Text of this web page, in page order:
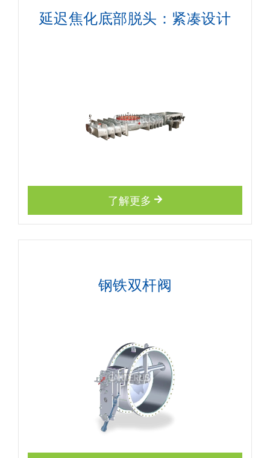
延迟焦化底部脱头：紧凑设计
了解更多
钢铁双杆阀